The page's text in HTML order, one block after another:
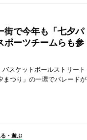
街で今年も「七夕パ
ーツチームらも参
スケットボールストリート
まつり」の一環でパレードが
る・遊ぶ